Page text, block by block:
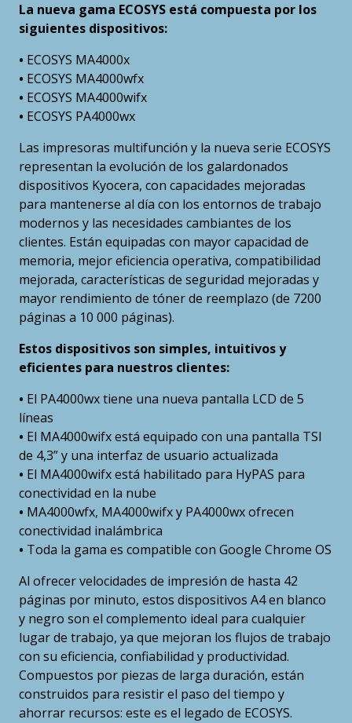
La nueva gama ECOSYS está compuesta por los
siguientes dispositivos:
• ECOSYS MA4000x
• ECOSYS MA4000wfx
• ECOSYS MA4000wifx
• ECOSYS PA4000wx
Las impresoras multifunción y la nueva serie ECOSYS
representan la evolución de los galardonados
dispositivos Kyocera, con capacidades mejoradas
para mantenerse al día con los entornos de trabajo
modernos y las necesidades cambiantes de los
clientes. Están equipadas con mayor capacidad de
memoria, mejor eficiencia operativa, compatibilidad
mejorada, características de seguridad mejoradas y
mayor rendimiento de tóner de reemplazo (de 7200
páginas a 10 000 páginas).
Estos dispositivos son simples, intuitivos y
eficientes para nuestros clientes:
• El PA4000wx tiene una nueva pantalla LCD de 5
líneas
• El MA4000wifx está equipado con una pantalla TSI
de 4,3” y una interfaz de usuario actualizada
• El MA4000wifx está habilitado para HyPAS para
conectividad en la nube
• MA4000wfx, MA4000wifx y PA4000wx ofrecen
conectividad inalámbrica
• Toda la gama es compatible con Google Chrome OS
Al ofrecer velocidades de impresión de hasta 42
páginas por minuto, estos dispositivos A4 en blanco
y negro son el complemento ideal para cualquier
lugar de trabajo, ya que mejoran los flujos de trabajo
con su eficiencia, confiabilidad y productividad.
Compuestos por piezas de larga duración, están
construidos para resistir el paso del tiempo y
ahorrar recursos: este es el legado de ECOSYS.